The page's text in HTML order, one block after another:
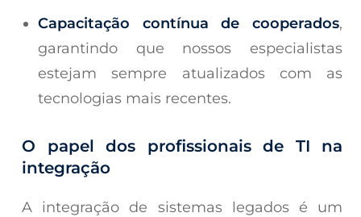
Capacitação contínua de cooperados,
garantindo que nossos especialistas
estejam sempre atualizados com as
tecnologias mais recentes.
O papel dos profissionais de TI na
integração
A integração de sistemas legados é um